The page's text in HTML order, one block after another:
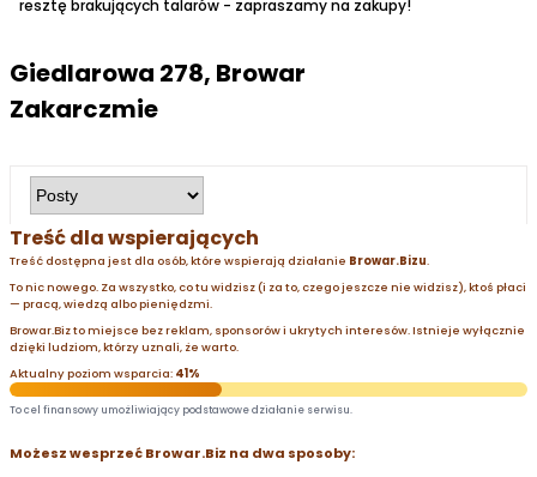
resztę brakujących talarów - zapraszamy na zakupy!
Giedlarowa 278, Browar
Zakarczmie
Treść dla wspierających
Treść dostępna jest dla osób, które wspierają działanie Browar.Bizu.
To nic nowego. Za wszystko, co tu widzisz (i za to, czego jeszcze nie widzisz), ktoś płaci
— pracą, wiedzą albo pieniędzmi.
Browar.Biz to miejsce bez reklam, sponsorów i ukrytych interesów. Istnieje wyłącznie
dzięki ludziom, którzy uznali, że warto.
Aktualny poziom wsparcia: 41%
To cel finansowy umożliwiający podstawowe działanie serwisu.
Możesz wesprzeć Browar.Biz na dwa sposoby: